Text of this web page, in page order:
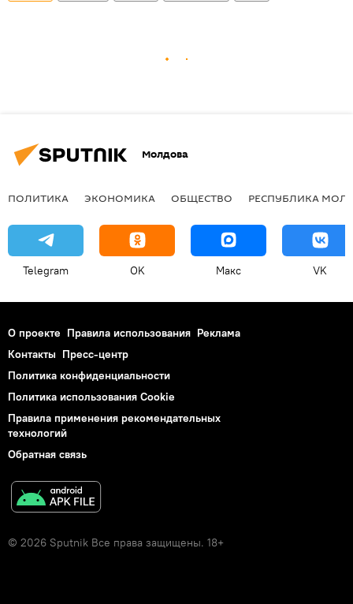
Молдова
ПОЛИТИКА ЭКОНОМИКА ОБЩЕСТВО РЕСПУБЛИКА
Telegram OK Макс VK
О проекте Правила использования Реклама
Контакты Пресс-центр
Политика конфиденциальности
Политика использования Cookie
Правила применения рекомендательных
технологий
Обратная связь
© 2026 Sputnik Все права защищены. 18+